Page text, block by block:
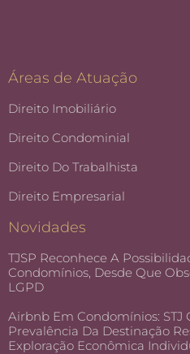
Áreas de Atuação
Direito Imobiliário
Direito Condominial
Direito Do Trabalhista
Direito Empresarial
Novidades
TJSP Reconhece A
Condomínios, Desde Que
LGPD
Airbnb Em Condomínios: STJ
Prevalência Da Destinação
Exploração Econômica